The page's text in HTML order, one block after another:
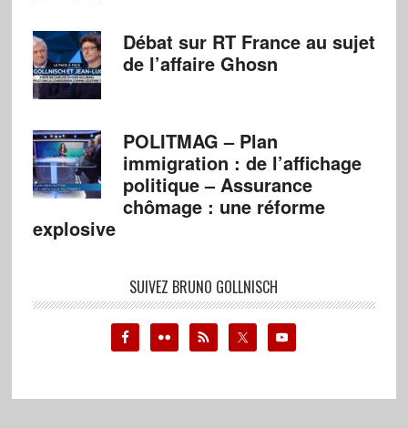
Débat sur RT France au sujet
de l’affaire Ghosn
POLITMAG – Plan
immigration : de l’affichage
politique – Assurance
chômage : une réforme
explosive
SUIVEZ BRUNO GOLLNISCH